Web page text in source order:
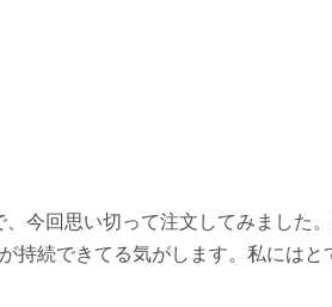
今回思い切って注文してみました
持続できてる気がします。私にはと